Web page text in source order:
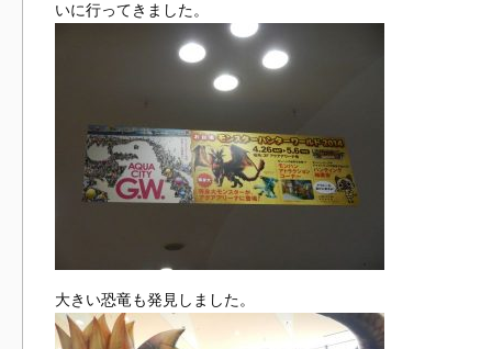
いに行ってきました。
大きい恐竜も発見しました。